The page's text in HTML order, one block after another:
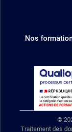
Nos
©
Traitement des